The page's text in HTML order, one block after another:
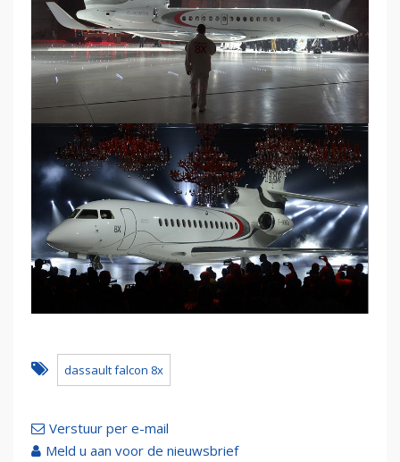
dassault falcon 8x
Verstuur per e-mail
Meld u aan voor de nieuwsbrief